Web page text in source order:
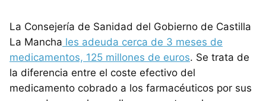
La Consejería de Sanidad del Gobierno de Castilla
La Mancha les adeuda cerca de 3 meses de
medicamentos, 125 millones de euros. Se trata de
la diferencia entre el coste efectivo del
medicamento cobrado a los farmacéuticos por sus